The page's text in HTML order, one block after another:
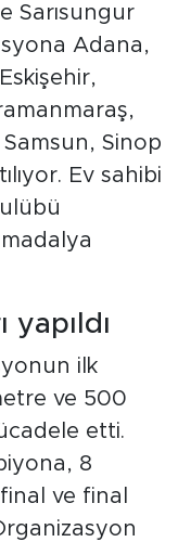
Sarısungur
Adana,
Sinop
Ev sahibi
yapıldı
ilk
ve 500
etti.
8
ve final